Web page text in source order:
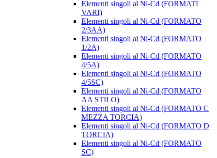
Elementi singoli al Ni-Cd (FORMATI
VARI)
Elementi singoli al Ni-Cd (FORMATO
2/3AA)
Elementi singoli al Ni-Cd (FORMATO
1/2A)
Elementi singoli al Ni-Cd (FORMATO
4/5A)
Elementi singoli al Ni-Cd (FORMATO
4/5SC)
Elementi singoli al Ni-Cd (FORMATO
AA STILO)
Elementi singoli al Ni-Cd (FORMATO C
MEZZA TORCIA)
Elementi singoli al Ni-Cd (FORMATO D
TORCIA)
Elementi singoli al Ni-Cd (FORMATO
SC)